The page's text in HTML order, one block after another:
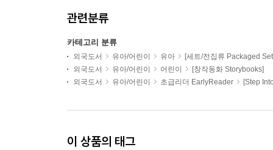
관련분류
카테고리 분류
외국도서 유아/어린이 유아
[세트/전집류 Packaged
외국도서
유아/어린이 어린이
[창작동화 Storybooks]
외국도서
유아/어린이 초급리더 EarlyReader [Step
이 상품의 태그